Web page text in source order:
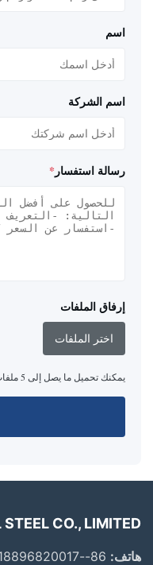
اسم
اسم الشركة
رسالة استفسار *
إرفاق الملفات
اختر الملفات
يمكنك تحميل ما يصل إلى 5 ملفات وكل ملف بحجم 10M أقصى.
CO., LIMITED
هاتف: